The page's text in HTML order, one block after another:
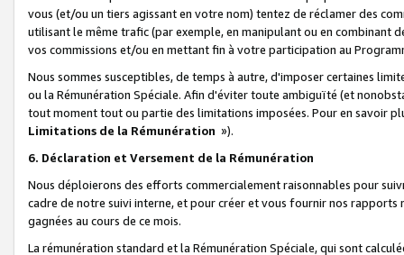
vous (et/ou un tiers agissant en votre nom) tentez de réclamer des
utilisant le même trafic (par exemple, en manipulant ou en combinant
vos commissions et/ou en mettant fin à votre participation au
Nous sommes susceptibles, de temps à autre, d'imposer certaines
ou la Rémunération Spéciale. Afin d'éviter toute ambiguïté (et
tout moment tout ou partie des limitations imposées. Pour en savoir
Limitations de la Rémunération »).
6. Déclaration et Versement de la Rémunération
Nous déploierons des efforts commercialement raisonnables pour
cadre de notre suivi interne, et pour créer et vous fournir nos
gagnées au cours de ce mois.
La rémunération standard et la Rémunération Spéciale, qui sont